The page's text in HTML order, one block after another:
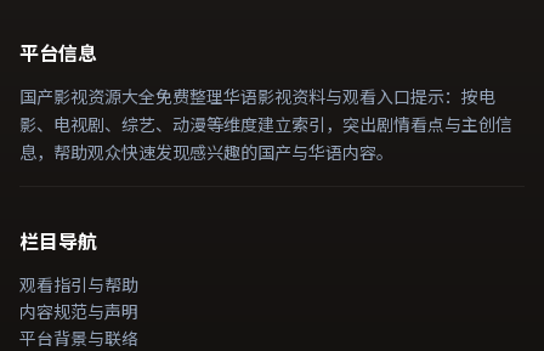
平台信息
国产影视资源大全免费整理华语影视资料与观看入口提示：按电
影、电视剧、综艺、动漫等维度建立索引，突出剧情看点与主创信
息，帮助观众快速发现感兴趣的国产与华语内容。
栏目导航
观看指引与帮助
内容规范与声明
平台背景与联络